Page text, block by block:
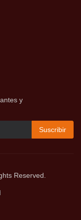
y
Suscribir
Reserved.